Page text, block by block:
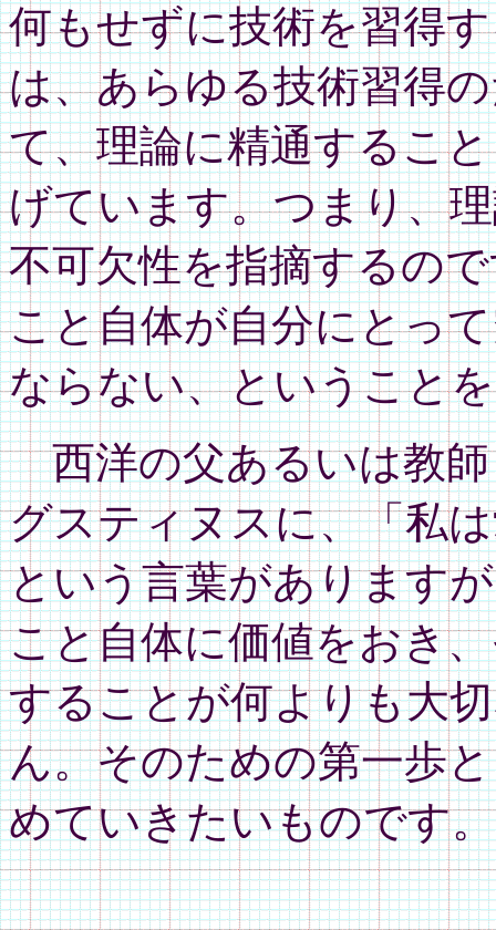
何もせずに技術を習得
は、あらゆる技術習得
て、理論に精通するこ
げています。つまり、
不可欠性を指摘するの
こと自体が自分にとっ
ならない、ということ
西洋の父あるいは教師
グスティヌスに、「私
という言葉があります
こと自体に価値をおき
することが何よりも大
ん。そのための第一歩
めていきたいものです。